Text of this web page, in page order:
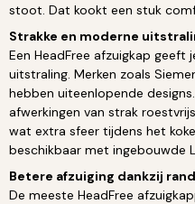
stoot. Dat kookt een stuk
Strakke en moderne
Een HeadFree afzuigkap geeft
uitstraling. Merken zoals
hebben uiteenlopende
afwerkingen van strak
wat extra sfeer tijdens het
beschikbaar met ingebouwde
Betere afzuiging dankzij
De meeste HeadFree